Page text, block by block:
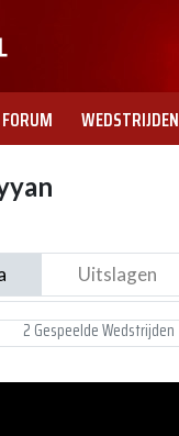
FORUM WEDSTRIJDEN
Uitslagen
2 Gespeelde Wedstrijden